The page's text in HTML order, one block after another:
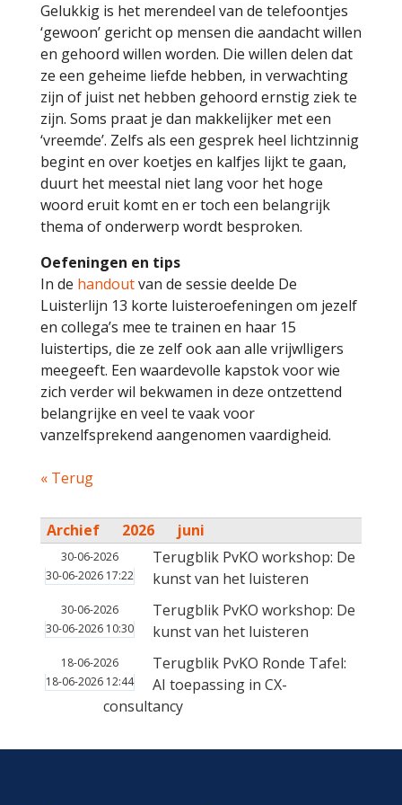
Gelukkig is het merendeel van de telefoontjes
‘gewoon’ gericht op mensen die aandacht willen
en gehoord willen worden. Die willen delen dat
ze een geheime liefde hebben, in verwachting
zijn of juist net hebben gehoord ernstig ziek te
zijn. Soms praat je dan makkelijker met een
‘vreemde’. Zelfs als een gesprek heel lichtzinnig
begint en over koetjes en kalfjes lijkt te gaan,
duurt het meestal niet lang voor het hoge
woord eruit komt en er toch een belangrijk
thema of onderwerp wordt besproken.
Oefeningen en tips
In de handoutvan de sessie deelde De
Luisterlijn 13 korte luisteroefeningen om jezelf
en collega’s mee te trainen en haar 15
luistertips, die ze zelf ook aan alle vrijwlligers
meegeeft. Een waardevolle kapstok voor wie
zich verder wil bekwamen in deze ontzettend
belangrijke en veel te vaak voor
vanzelfsprekend aangenomen vaardigheid.
« Terug
Archief 2026 juni
30-06-2026
30-06-2026 17:22
Terugblik PvKO workshop: De
kunst van het luisteren
30-06-2026
30-06-2026 10:30
Terugblik PvKO workshop: De
kunst van het luisteren
18-06-2026
18-06-2026 12:44
Terugblik PvKO Ronde Tafel:
AI toepassing in CX-
consultancy